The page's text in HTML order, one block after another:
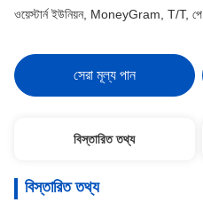
ওয়েস্টার্ন ইউনিয়ন, MoneyGram, T/T, পে
সেরা মূল্য পান
বিস্তারিত তথ্য
বিস্তারিত তথ্য